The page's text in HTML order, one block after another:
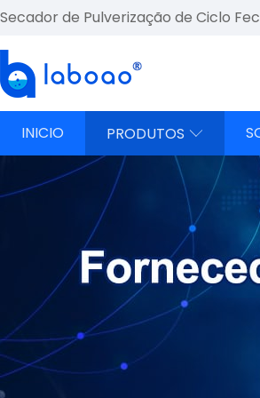
Secador de Pulverização de Ciclo
INICIO PRODUTOS 